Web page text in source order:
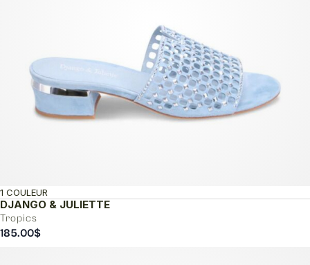
DJANGO & JULIETTE
Tropics
1 COULEUR
185.00$